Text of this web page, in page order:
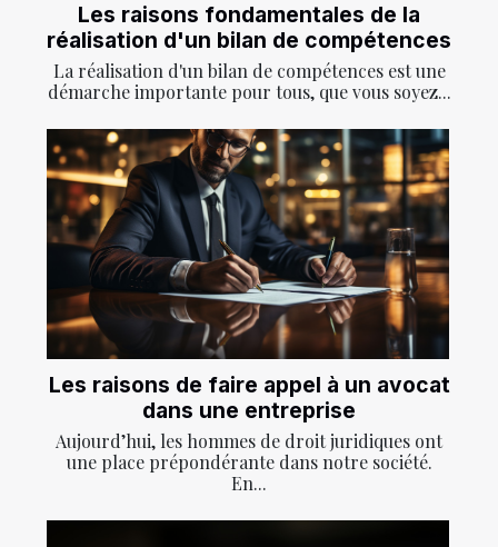
Les raisons fondamentales de la
réalisation d'un bilan de compétences
La réalisation d'un bilan de compétences est une
démarche importante pour tous, que vous soyez...
Les raisons de faire appel à un avocat
dans une entreprise
Aujourd’hui, les hommes de droit juridiques ont
une place prépondérante dans notre société.
En...